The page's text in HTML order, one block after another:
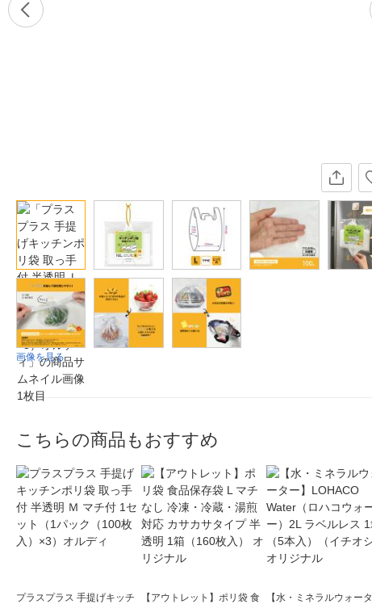
画像を見る
こちらの商品もおすすめ
プラスプラス 手提げキッチ
【アウトレット】ポリ袋 食
【水・ミネラルウォータ